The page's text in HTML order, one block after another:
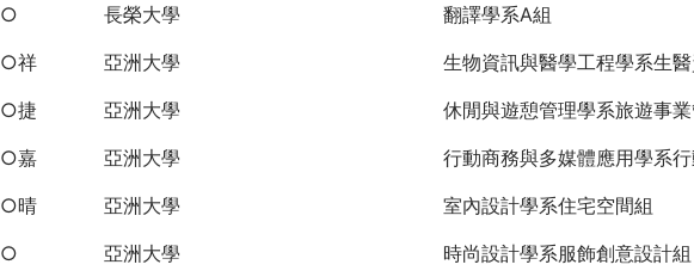
○ 長榮大學
翻譯學系A組
祥 亞洲大學
生物資訊與醫學工程學系生
捷 亞洲大學
休閒與遊憩管理學系旅遊事
嘉 亞洲大學
行動商務與多媒體應用學系
晴 亞洲大學
室內設計學系住宅空間組
○ 亞洲大學 時尚設計學系服飾創意設計組